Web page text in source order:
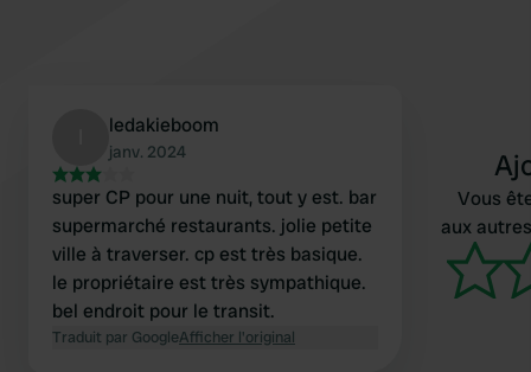
ledakieboom
janv. 2024
super CP pour une nuit, tout y est. bar
supermarché restaurants. jolie petite
ville à traverser. cp est très basique.
le propriétaire est très sympathique.
bel endroit pour le transit.
Traduit par GoogleAfficher l'original
Vous
aux